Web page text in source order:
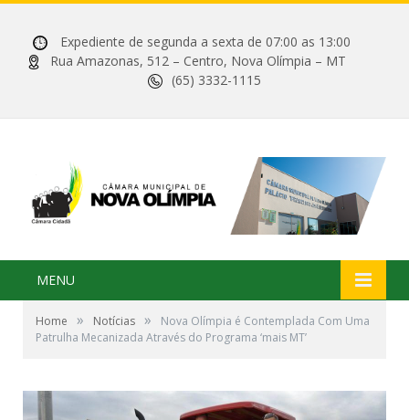
Expediente de segunda a sexta de 07:00 as 13:00
Rua Amazonas, 512 – Centro, Nova Olímpia – MT
(65) 3332-1115
MENU
Home » Notícias »
Nova Olímpia é Contemplada Com Uma
Patrulha Mecanizada Através do Programa ‘mais MT’